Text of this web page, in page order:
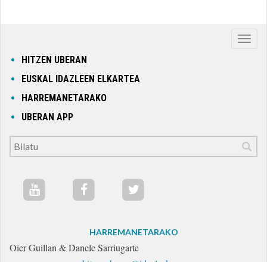
HITZEN UBERAN
EUSKAL IDAZLEEN ELKARTEA
HARREMANETARAKO
UBERAN APP
HARREMANETARAKO
Oier Guillan & Danele Sarriugarte